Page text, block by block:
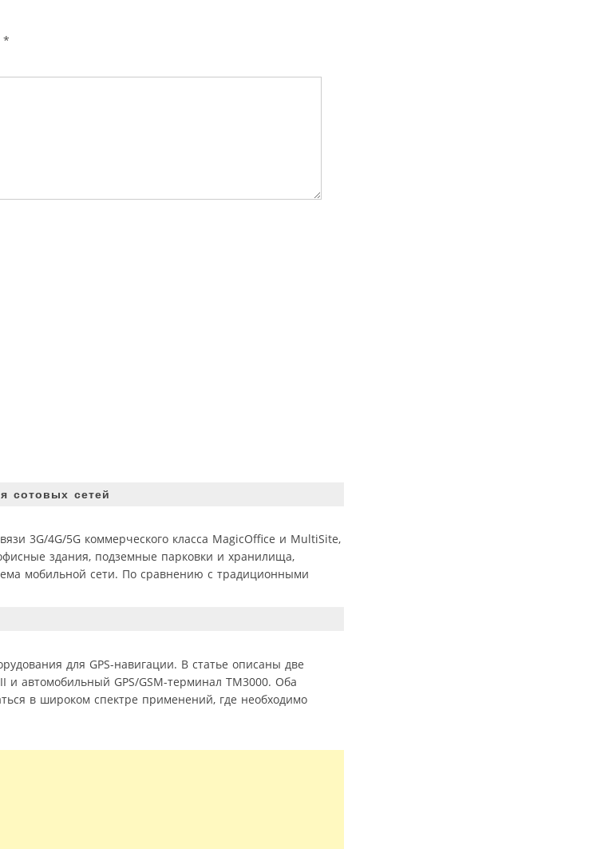
*
сотовых сетей
3G/4G/5G коммерческого класса MagicOffice и MultiSite,
здания, подземные парковки и хранилища,
мобильной сети. По сравнению с традиционными
для GPS-навигации. В статье описаны две
автомобильный GPS/GSM-терминал TM3000. Оба
в широком спектре применений, где необходимо